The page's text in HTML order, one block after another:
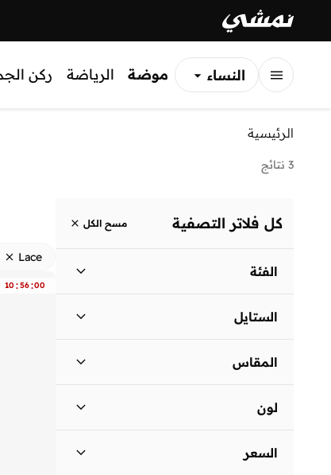
النساء
موضة الرياضة ركن
الرئيسية
3 نتائج
كل فلاتر التصفية مسح الكل
الفئة
نساء
الستايل
لباس يومي
المقاس
لون
السعر
Lace
10 :56:00